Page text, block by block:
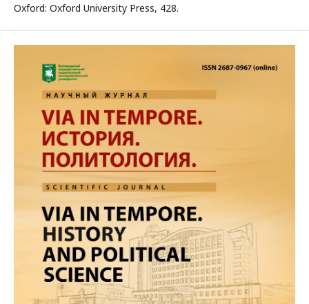
Oxford: Oxford University Press, 428.